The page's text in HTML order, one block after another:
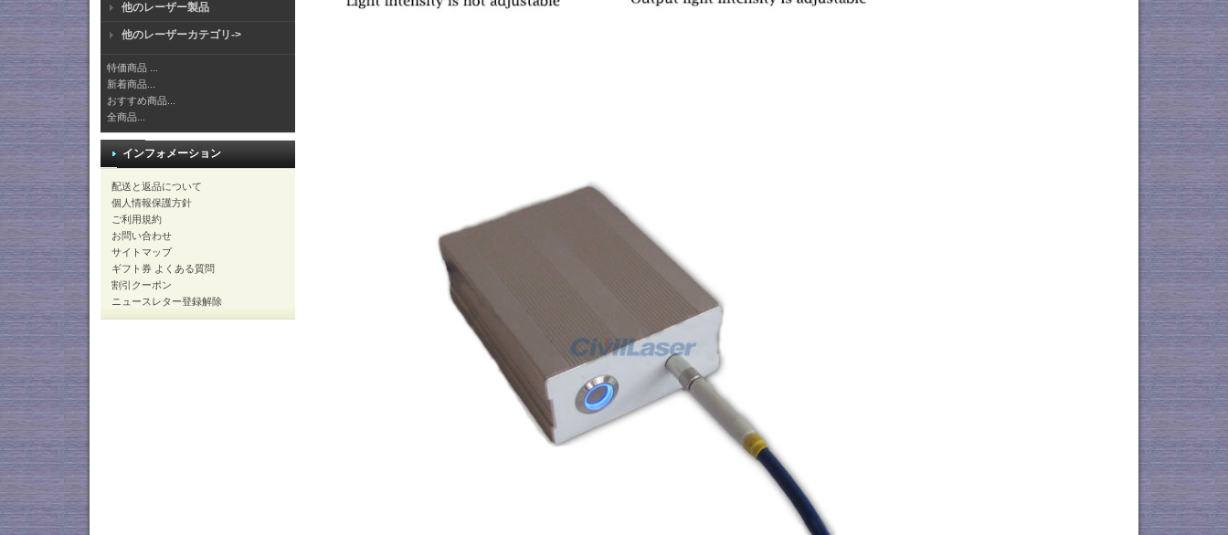
他のレーザー製品
他のレーザーカテゴリ->
特価商品 ...
新着商品...
おすすめ商品...
全商品...
インフォメーション
配送と返品について
個人情報保護方針
ご利用規約
お問い合わせ
サイトマップ
ギフト券 よくある質問
割引クーポン
ニュースレター登録解除